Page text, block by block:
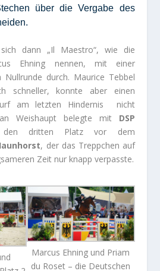
über die Vergabe des
dann „Il Maestro“, wie die
Ehning nennen, mit einer
Nullrunde durch. Maurice Tebbel
schneller, konnte aber einen
am letzten Hindernis nicht
Weishaupt belegte mit DSP
den dritten Platz vor dem
, der das Treppchen auf
Zeit nur knapp verpasste.
Marcus Ehning und Priam
du Roset – die Deutschen